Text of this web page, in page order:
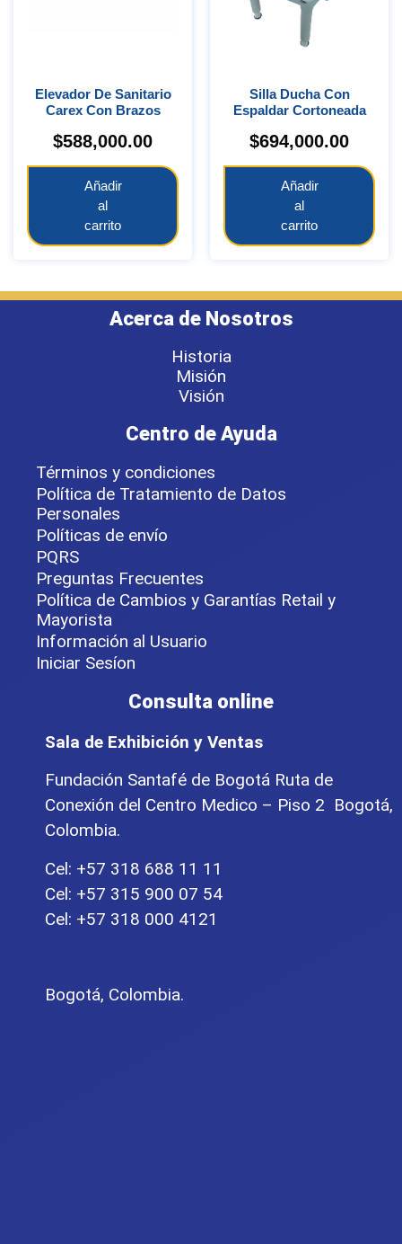
Elevador De Sanitario
Carex Con Brazos
$588,000.00
Añadir
al
carrito
Silla Ducha Con
Espaldar Cortoneada
$694,000.00
Añadir
al
carrito
Acerca de Nosotros
Historia
Misión
Visión
Centro de Ayuda
Términos y condiciones
Política de Tratamiento de Datos
Personales
Políticas de envío
PQRS
Preguntas Frecuentes
Política de Cambios y Garantías Retail y
Mayorista
Información al Usuario
Iniciar Sesíon
Consulta online
Sala de Exhibición y Ventas
Fundación Santafé de Bogotá Ruta de
Conexión del Centro Medico – Piso 2 Bogotá,
Colombia.
Cel: +57 318 688 11 11
Cel: +57 315 900 07 54
Cel: +57 318 000 4121
Bogotá, Colombia.